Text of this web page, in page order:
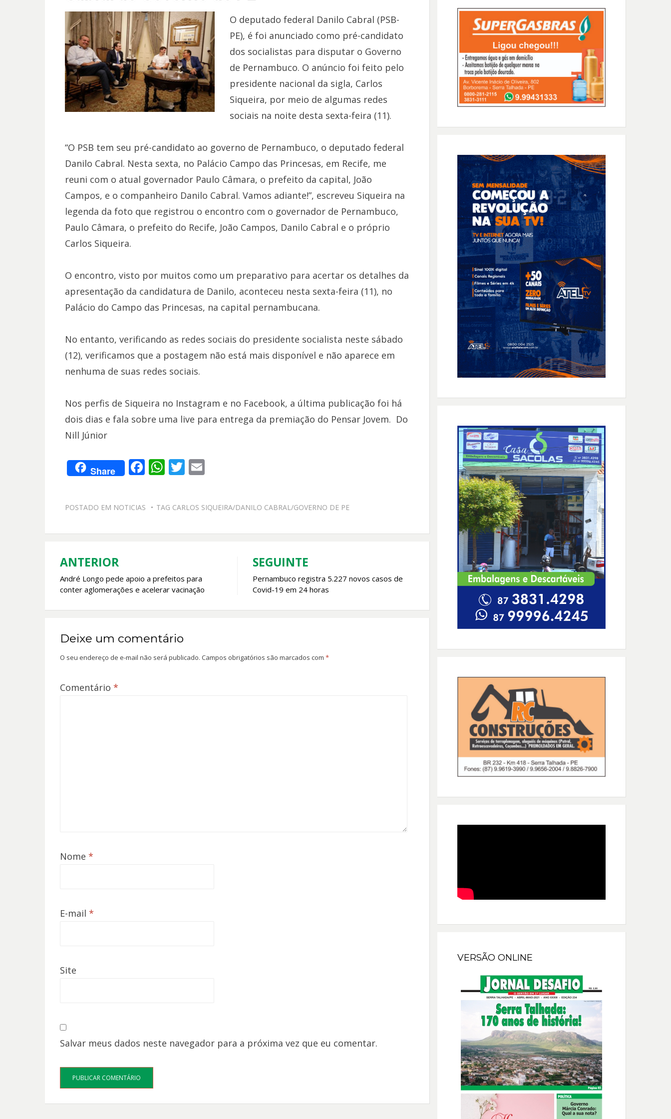
O deputado federal Danilo Cabral (PSB-
PE), é foi anunciado como pré-candidato
dos socialistas para disputar o Governo
de Pernambuco. O anúncio foi feito pelo
presidente nacional da sigla, Carlos
Siqueira, por meio de algumas redes
sociais na noite desta sexta-feira (11).
“O PSB tem seu pré-candidato ao governo de Pernambuco, o deputado federal
Danilo Cabral. Nesta sexta, no Palácio Campo das Princesas, em Recife, me
reuni com o atual governador Paulo Câmara, o prefeito da capital, João
Campos, e o companheiro Danilo Cabral. Vamos adiante!”, escreveu Siqueira na
legenda da foto que registrou o encontro com o governador de Pernambuco,
Paulo Câmara, o prefeito do Recife, João Campos, Danilo Cabral e o próprio
Carlos Siqueira.
O encontro, visto por muitos como um preparativo para acertar os detalhes da
apresentação da candidatura de Danilo, aconteceu nesta sexta-feira (11), no
Palácio do Campo das Princesas, na capital pernambucana.
No entanto, verificando as redes sociais do presidente socialista neste sábado
(12), verificamos que a postagem não está mais disponível e não aparece em
nenhuma de suas redes sociais.
Nos perfis de Siqueira no Instagram e no Facebook, a última publicação foi há
dois dias e fala sobre uma live para entrega da premiação do Pensar Jovem. Do
Nill Júnior
Share F
b
o
W
s
A
T
er
E
l
POSTADO EM NOTICIAS TAG CARLOS SIQUEIRA/DANILO CABRAL/GOVERNO DE PE
Navegação
de
ANTERIOR
André Longo pede apoio a prefeitos para
conter aglomerações e acelerar vacinação
SEGUINTE
Pernambuco registra 5.227 novos casos de
Covid-19 em 24 horas
Deixe um comentário
O seu endereço de e-mail não será publicado. Campos obrigatórios são marcados com *
Comentário *
Nome *
E-mail *
Site
Salvar meus dados neste navegador para a próxima vez que eu comentar.
VERSÃO ONLINE